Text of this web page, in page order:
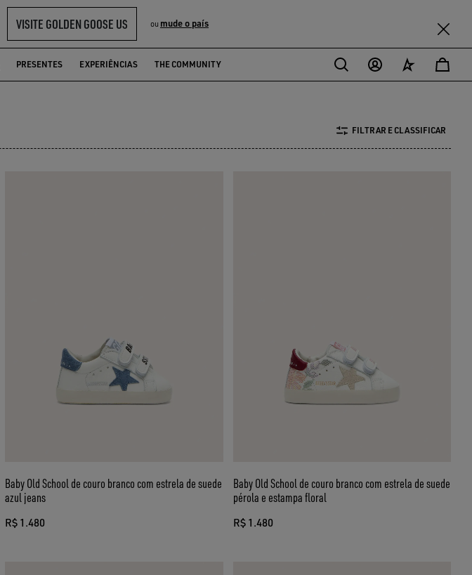
VISITE GOLDEN GOOSE US ou mude o país
PRESENTES EXPERIÊNCIAS THE COMMUNITY
FILTRAR E CLASSIFICAR
Baby Old School de couro branco com estrela de suede
azul jeans
R$ 1.480
Baby Old School de couro branco com estrela de suede
pérola e estampa floral
R$ 1.480